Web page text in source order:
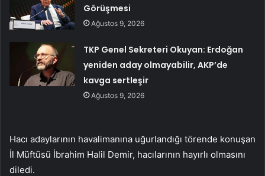
Görüşmesi
Ağustos 9, 2026
TKP Genel Sekreteri Okuyan: Erdoğan
yeniden aday olmayabilir, AKP’de
kavga sertleşir
Ağustos 9, 2026
Hacı adaylarının havalimanına uğurlandığı törende konuşan
İl Müftüsü İbrahim Halil Demir, hacılarının hayırlı olmasını
diledi.